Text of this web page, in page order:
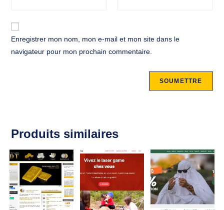
Enregistrer mon nom, mon e-mail et mon site dans le
navigateur pour mon prochain commentaire.
Produits similaires